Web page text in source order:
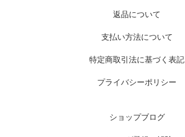
返品について
支払い方法について
特定商取引法に基づく表記
プライバシーポリシー
ショップブログ